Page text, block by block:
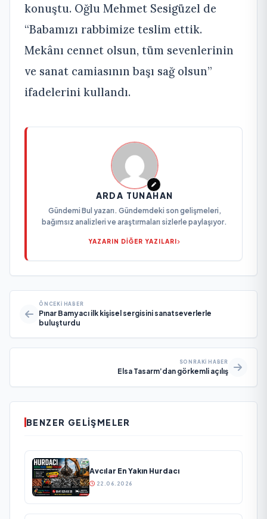
konuştu. Oğlu Mehmet Sesigüzel de
“Babamızı rabbimize teslim ettik.
Mekânı cennet olsun, tüm sevenlerinin
ve sanat camiasının başı sağ olsun”
ifadelerini kullandı.
ARDA TUNAHAN
Gündemi Bul yazarı. Gündemdeki son gelişmeleri,
bağımsız analizleri ve araştırmaları sizlerle paylaşıyor.
YAZARIN DİĞER YAZILARI
ÖNCEKI HABER
Pınar Bamyacı ilk kişisel sergisini sanatseverlerle
buluşturdu
SONRAKI HABER
Elsa Tasarm’dan görkemli açılış
BENZER GELIŞMELER
Avcılar En Yakın Hurdacı
22.06.2026